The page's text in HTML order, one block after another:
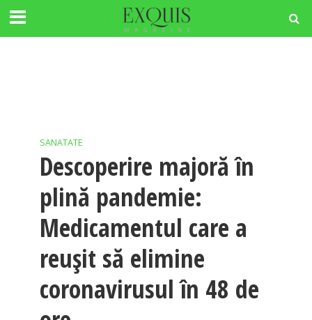
SANATATE
Descoperire majoră în
plină pandemie:
Medicamentul care a
reuşit să elimine
coronavirusul în 48 de